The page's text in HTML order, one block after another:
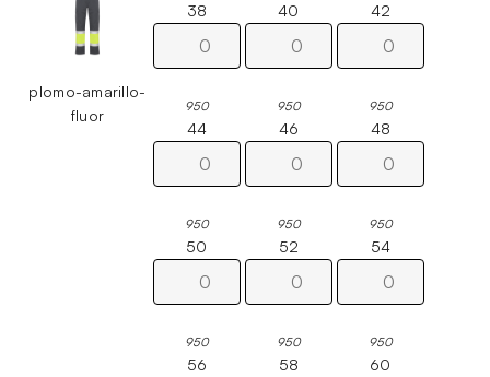
plomo-amarillo-
fluor
38
950
40
950
42
950
44
950
46
950
48
950
50
950
52
950
54
950
56 58 60